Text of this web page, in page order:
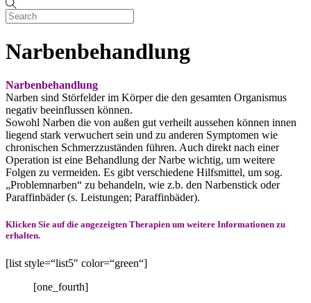
Narbenbehandlung
Narbenbehandlung
Narben sind Störfelder im Körper die den gesamten Organismus
negativ beeinflussen können.
Sowohl Narben die von außen gut verheilt aussehen können innen
liegend stark verwuchert sein und zu anderen Symptomen wie
chronischen Schmerzzuständen führen. Auch direkt nach einer
Operation ist eine Behandlung der Narbe wichtig, um weitere
Folgen zu vermeiden. Es gibt verschiedene Hilfsmittel, um sog.
„Problemnarben“ zu behandeln, wie z.b. den Narbenstick oder
Paraffinbäder (s. Leistungen; Paraffinbäder).
Klicken Sie auf die angezeigten Therapien um weitere Informationen zu
erhalten.
[list style=“list5″ color=“green“]
[one_fourth]